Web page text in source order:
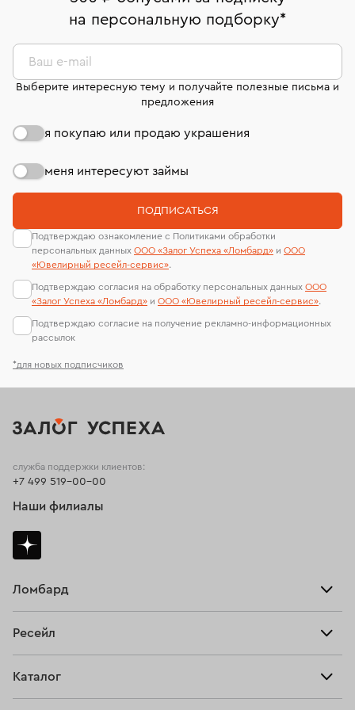
право передумать, если изделие вам не подошло. 7
дней на возврат. Детальные условия возврата
комиссионных украшений и часов смотрите на
странице«Возврат украшений»
На особо ценные изделия получены
сертификаты МГУ и других геммологических
лабораторий
на персональную подборку*
*для новых подписчиков
Ваш e-mail
Выберите интересную тему и получайте полезные письма и
предложения
я покупаю или продаю украшения
меня интересуют займы
ПОДПИСАТЬСЯ
Подтверждаю ознакомление с Политиками обработки
персональных данных ООО «Залог Успеха «Ломбард» и ООО
«Ювелирный ресейл-сервиc».
Подтверждаю согласия на обработку персональных данных ООО
«Залог Успеха «Ломбард» и ООО «Ювелирный ресейл-сервиc».
Подтверждаю согласие на получение рекламно-информационных
рассылок
Ломбард
Тарифы
Ресейл
Каталог
служба поддержки клиентов:
+7 499 519-00-00
Наши филиалы